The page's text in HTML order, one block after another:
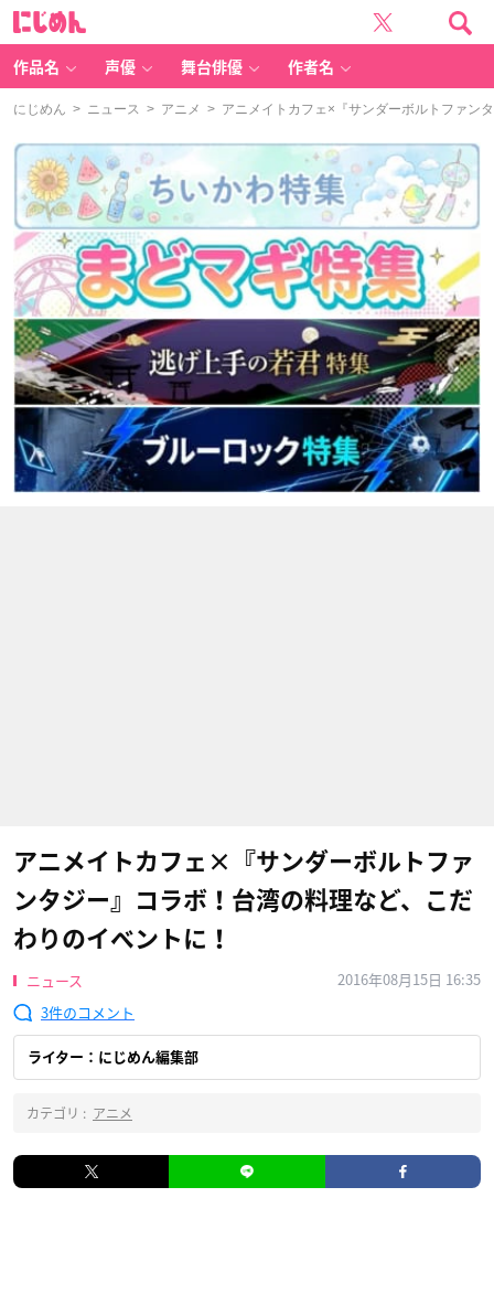
作品名 声優 舞台俳優 作者名
にじめん > ニュース > アニメ > アニメイトカフェ×『サンダーボルトファン
アニメイトカフェ×『サンダーボルトファ
ンタジー』コラボ！台湾の料理など、こだ
わりのイベントに！
ニュース
2016年08月15日 16:35
3
ライター：にじめん編集部
カテゴリ : アニメ